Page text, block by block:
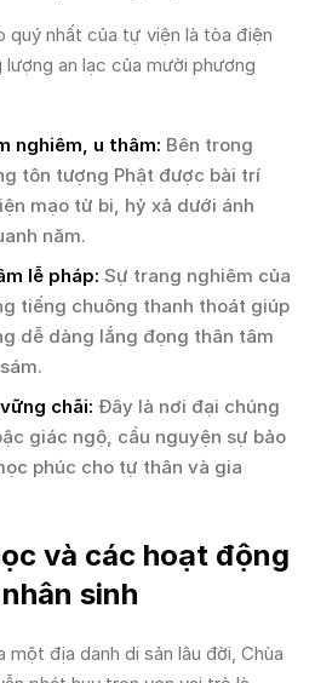
quý nhất của tự viện là tòa điện
an lạc của mười phương
nghiêm, u thâm: Bên trong
tôn tượng Phật được bài trí
mạo từ bi, hỷ xả dưới ánh
năm.
lễ pháp: Sự trang nghiêm của
tiếng chuông thanh thoát giúp
dễ dàng lắng đọng thân tâm
chãi: Đây là nơi đại chúng
giác ngộ, cầu nguyện sự bảo
phúc cho tự thân và gia
và các hoạt động
sinh
địa danh di sản lâu đời, Chùa